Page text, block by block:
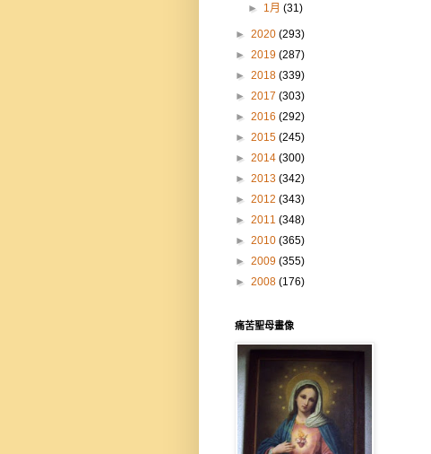
► 1月(31)
► 2020 (293)
► 2019 (287)
► 2018 (339)
► 2017 (303)
► 2016 (292)
► 2015 (245)
► 2014 (300)
► 2013 (342)
► 2012 (343)
► 2011 (348)
► 2010 (365)
► 2009 (355)
► 2008 (176)
痛苦聖母畫像